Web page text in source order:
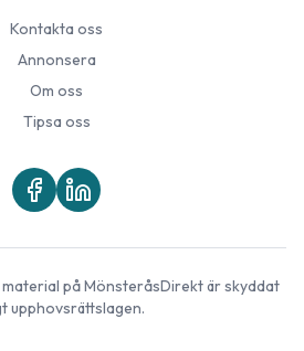
Kontakta oss
Annonsera
Om oss
Tipsa oss
material påMönsteråsDirektär skyddat
upphovsrättslagen.